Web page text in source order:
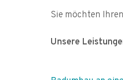
Sie möchten
Unsere